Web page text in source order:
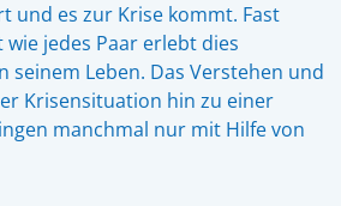
und es zur Krise kommt. Fast
jedes Paar erlebt dies
seinem Leben. Das Verstehen und
Krisensituation hin zu einer
manchmal nur mit Hilfe von